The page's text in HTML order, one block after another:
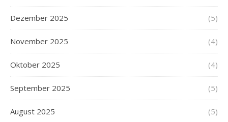
Dezember 2025 (5)
November 2025 (4)
Oktober 2025 (4)
September 2025 (5)
August 2025 (5)